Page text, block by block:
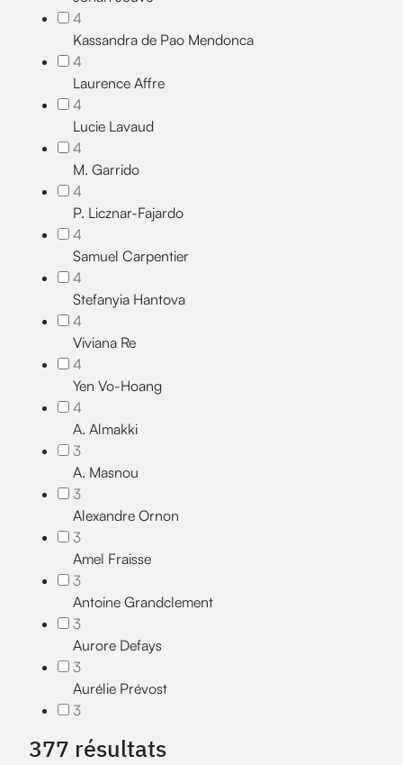
4
Kassandra de Pao Mendonca
4
Laurence Affre
4
Lucie Lavaud
4
M. Garrido
4
P. Licznar-Fajardo
4
Samuel Carpentier
4
Stefanyia Hantova
4
Viviana Re
4
Yen Vo-Hoang
4
A. Almakki
3
A. Masnou
3
Alexandre Ornon
3
Amel Fraisse
3
Antoine Grandclement
3
Aurore Defays
3
Aurélie Prévost
3
377 résultats